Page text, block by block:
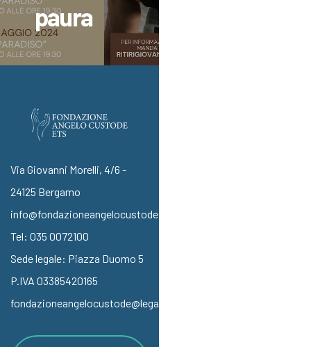
paura
Via Giovanni Morelli, 4/6 -
24125 Bergamo
info@fondazioneangelocustode.it
Tel: 035 0072100
Sede legale: Piazza Duomo 5
P.IVA 03385420165
fondazioneangelocustode@legalmail.it